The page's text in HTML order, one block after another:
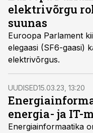
elektrivõrgu
suunas
Euroopa Parlament
elegaasi (SF6-gaasi)
elektrivõrgus.
UUDISED15.03.23, 13:20
energia- ja IT-
Energiainformaatika